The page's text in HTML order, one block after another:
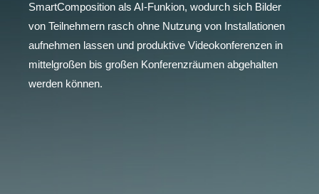
SmartComposition als AI-Funkion, wodurch sich Bilder
von Teilnehmern rasch ohne Nutzung von Installationen
aufnehmen lassen und produktive Videokonferenzen in
mittelgroßen bis großen Konferenzräumen abgehalten
werden können.